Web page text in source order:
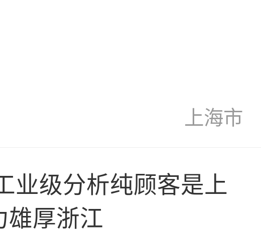
上海市
业级分析纯顾客是上
雄厚浙江